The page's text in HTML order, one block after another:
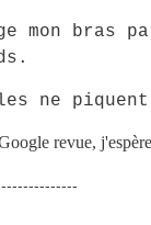
mon bras
ne piquent
revue,